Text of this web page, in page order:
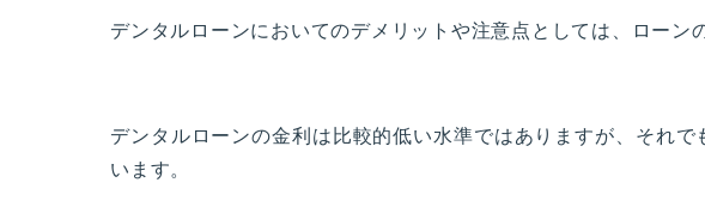
デンタルローンにおいてのデメリットや注意点としては、ローン
デンタルローンの金利は比較的低い水準ではありますが、それ
います。